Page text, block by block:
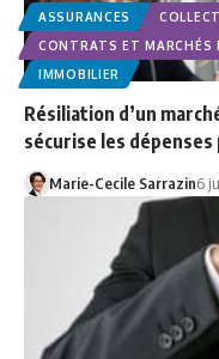
ASSURANCES
CONTRATS ET MARCHÉS
IMMOBILIER
Résiliation d’un
sécurise les
Marie-Cecile Sarrazin6